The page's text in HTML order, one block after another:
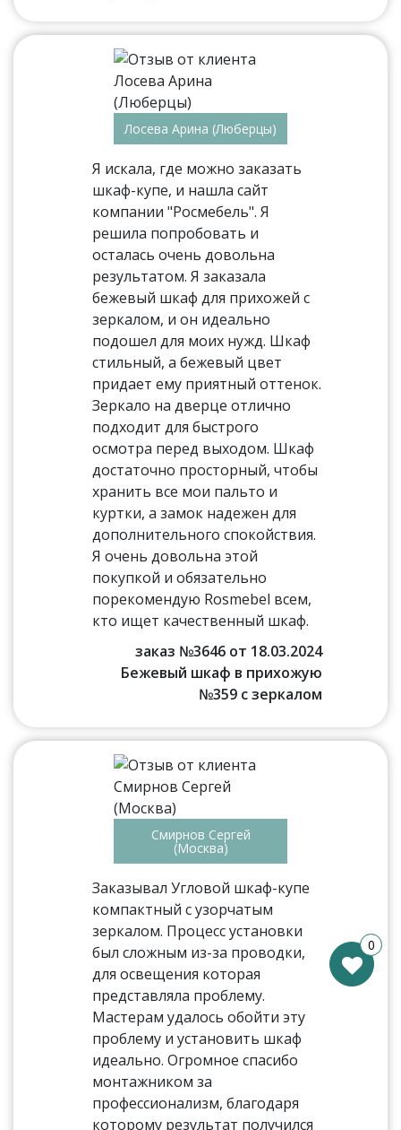
Лосева Арина (Люберцы)
Я искала, где можно заказать
шкаф-купе, и нашла сайт
компании "Росмебель". Я
решила попробовать и
осталась очень довольна
результатом. Я заказала
бежевый шкаф для прихожей с
зеркалом, и он идеально
подошел для моих нужд. Шкаф
стильный, а бежевый цвет
придает ему приятный оттенок.
Зеркало на дверце отлично
подходит для быстрого
осмотра перед выходом. Шкаф
достаточно просторный, чтобы
хранить все мои пальто и
куртки, а замок надежен для
дополнительного спокойствия.
Я очень довольна этой
покупкой и обязательно
порекомендую Rosmebel всем,
кто ищет качественный шкаф.
заказ №3646 от 18.03.2024
Бежевый шкаф в прихожую
№359 с зеркалом
Смирнов Сергей
(Москва)
Заказывал Угловой шкаф-купе
компактный с узорчатым
зеркалом. Процесс установки
был сложным из-за проводки,
для освещения которая
представляла проблему.
Мастерам удалось обойти эту
проблему и установить шкаф
идеально. Огромное спасибо
монтажником за
профессионализм, благодаря
которому результат получился
0